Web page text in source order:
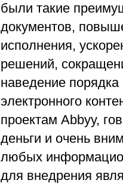
были такие
документов,
исполнения,
решений,
наведение
электронного
проектам Abbyy,
деньги и очень
любых
для внедрения